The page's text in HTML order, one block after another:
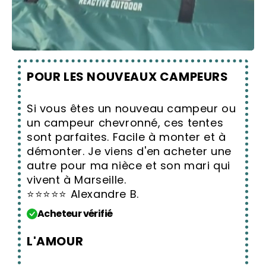
POUR LES NOUVEAUX CAMPEURS
Si vous êtes un nouveau campeur ou
un campeur chevronné, ces tentes
sont parfaites. Facile à monter et à
démonter. Je viens d'en acheter une
autre pour ma nièce et son mari qui
vivent à Marseille.
⭐⭐⭐⭐⭐ Alexandre B.
Acheteur vérifié
L'AMOUR